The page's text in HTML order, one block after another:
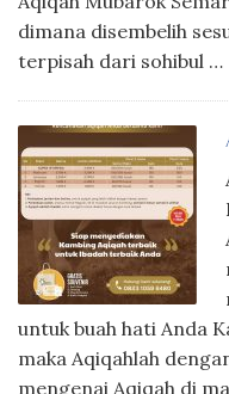
dimana disembelih
terpisah dari sohibul …
untuk buah hati Anda
maka Aqiqahlah
mengenai Aqiqah di